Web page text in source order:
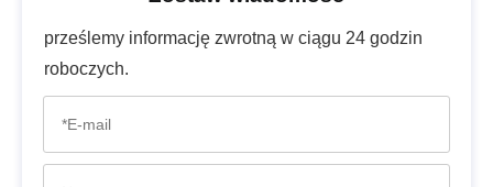
prześlemy informację zwrotną w ciągu 24 godzin
roboczych.